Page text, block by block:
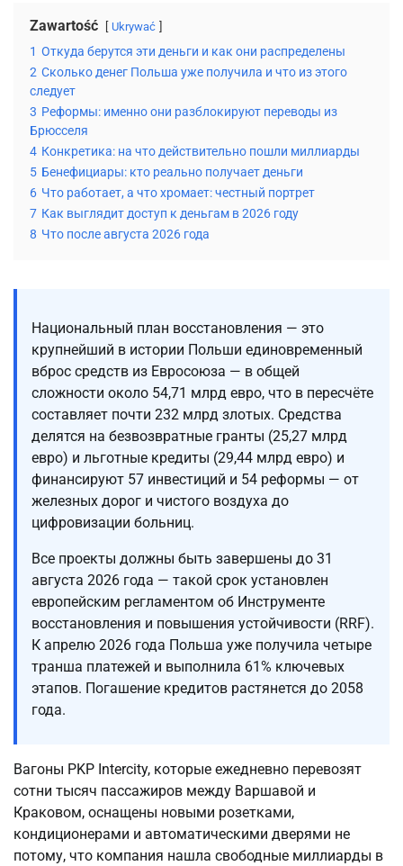
Zawartość Ukrywać
1 Откуда берутся эти деньги и как они распределены
2 Сколько денег Польша уже получила и что из этого
следует
3 Реформы: именно они разблокируют переводы из
Брюсселя
4 Конкретика: на что действительно пошли миллиарды
5 Бенефициары: кто реально получает деньги
6 Что работает, а что хромает: честный портрет
7 Как выглядит доступ к деньгам в 2026 году
8 Что после августа 2026 года
Национальный план восстановления — это
крупнейший в истории Польши единовременный
вброс средств из Евросоюза — в общей
сложности около 54,71 млрд евро, что в пересчёте
составляет почти 232 млрд злотых. Средства
делятся на безвозвратные гранты (25,27 млрд
евро) и льготные кредиты (29,44 млрд евро) и
финансируют 57 инвестиций и 54 реформы — от
железных дорог и чистого воздуха до
цифровизации больниц.
Все проекты должны быть завершены до 31
августа 2026 года — такой срок установлен
европейским регламентом об Инструменте
восстановления и повышения устойчивости (RRF).
К апрелю 2026 года Польша уже получила четыре
транша платежей и выполнила 61% ключевых
этапов. Погашение кредитов растянется до 2058
года.
Вагоны PKP Intercity, которые ежедневно перевозят
сотни тысяч пассажиров между Варшавой и
Краковом, оснащены новыми розетками,
кондиционерами и автоматическими дверями не
потому, что компания нашла свободные миллиарды в